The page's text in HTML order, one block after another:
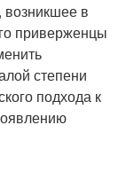
возникшее в
приверженцы
степени
подхода к